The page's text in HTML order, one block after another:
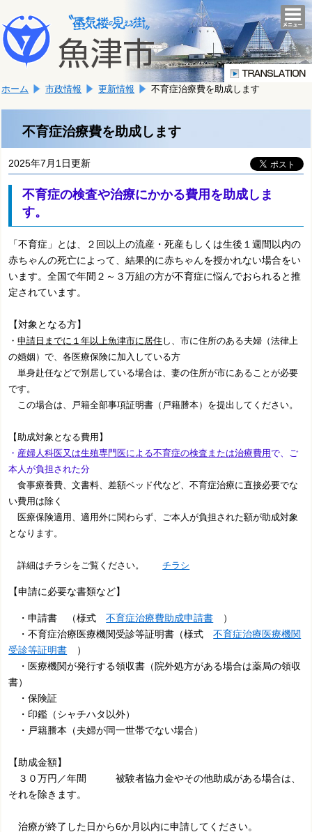
文
へ
移
ま
す。
こ
か
文
ホーム 市政情報 更新情報 不育症治療費を助成します
不育症治療費を助成します
2025年7月1日更新
不育症の検査や治療にかかる費用を助成しま
す。
「不育症」とは、２回以上の流産・死産もしくは生後１週間以内の
赤ちゃんの死亡によって、結果的に赤ちゃんを授かれない場合をい
います。全国で年間２～３万組の方が不育症に悩んでおられると推
定されています。
【対象となる方】
・申請日までに１年以上魚津市に居住 し、市に住所のある夫婦（法律上
の婚姻）で、各医療保険に加入している方
単身赴任などで別居している場合は、妻の住所が市にあることが必要
です。
この場合は、戸籍全部事項証明書（戸籍謄本）を提出してください。
【助成対象となる費用】
・ 産婦人科医又は生殖専門医による不育症の検査または治療費用で、ご
本人が負担された分
食事療養費、文書料、差額ベッド代など、不育症治療に直接必要でな
い費用は除く
医療保険適用、適用外に関わらず、ご本人が負担された額が助成対象
となります。
詳細はチラシをご覧ください。チラシ
【申請に必要な書類など】
・申請書 （様式不育症治療費助成申請書 ）
・不育症治療医療機関受診等証明書（様式不育症治療医療機関
受診等証明書 ）
・医療機関が発行する領収書（院外処方がある場合は薬局の領収
書）
・保険証
・印鑑（シャチハタ以外）
・戸籍謄本（夫婦が同一世帯でない場合）
【助成金額】
３０万円／年間 被験者協力金やその他助成がある場合は、
それを除きます。
治療が終了した日から6か月以内に申請してください。